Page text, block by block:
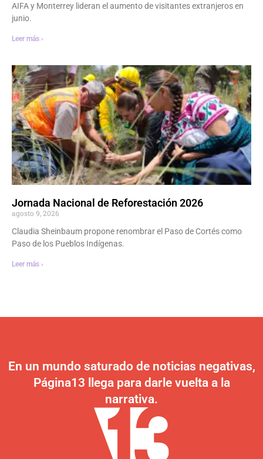
AIFA y Monterrey lideran el aumento de visitantes extranjeros en
junio.
Leer más ›
Jornada Nacional de Reforestación 2026
agosto 9, 2026
Claudia Sheinbaum propone renombrar el Paso de Cortés como
Paso de los Pueblos Indígenas.
Leer más ›
En un mundo saturado de noticias negativas,
Página13 llega para darle vuelta a la
narrativa.